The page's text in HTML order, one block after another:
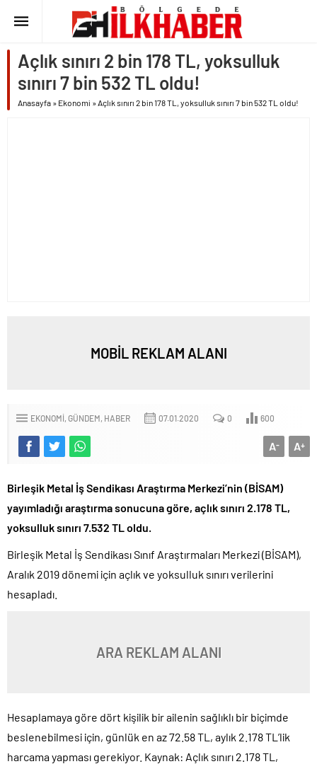
Açlık sınırı 2 bin 178 TL, yoksulluk
sınırı 7 bin 532 TL oldu!
Anasayfa » Ekonomi »Açlık sınırı 2 bin 178 TL, yoksulluk sınırı 7 bin 532 TL oldu!
MOBİL REKLAM ALANI
EKONOMI GÜNDEM HABER 07.01.2020 0 600
A+
A-
Birleşik Metal İş Sendikası Araştırma Merkezi’nin (BİSAM)
yayımladığı araştırma sonucuna göre, açlık sınırı 2.178 TL,
yoksulluk sınırı 7.532 TL oldu.
Birleşik Metal İş Sendikası Sınıf Araştırmaları Merkezi (BİSAM),
Aralık 2019 dönemi için açlık ve yoksulluk sınırı verilerini
hesapladı.
ARA REKLAM ALANI
Hesaplamaya göre dört kişilik bir ailenin sağlıklı bir biçimde
beslenebilmesi için, günlük en az 72.58 TL, aylık 2.178 TL’lik
harcama yapması gerekiyor. Kaynak: Açlık sınırı 2.178 TL,